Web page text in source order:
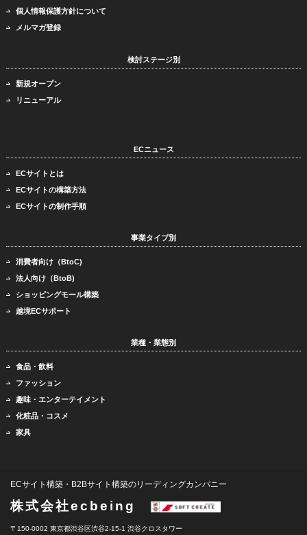
個人情報保護方針について
メルマガ登録
検討ステージ別
新規オープン
リニューアル
ECニュース
ECサイトとは
ECサイトの構築方法
ECサイトの制作手順
事業タイプ別
消費者向け（BtoC)
法人向け（BtoB)
ショッピングモール構築
越境ECサポート
業種・業態別
食品・飲料
ファッション
趣味・エンターテイメント
化粧品・コスメ
家具
ECサイト構築・B2Bサイト構築のリーディングカンパニー
株式会社ecbeing
〒150-0002 東京都渋谷区渋谷2-15-1 渋谷クロスタワー